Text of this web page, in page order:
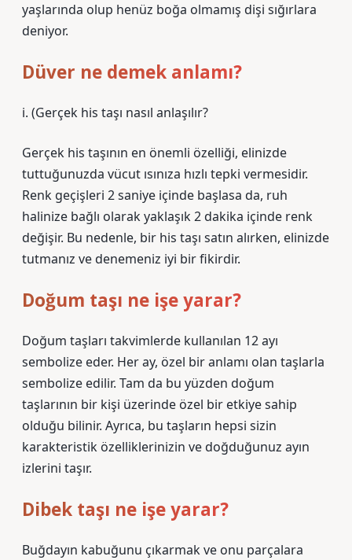
yaşlarında olup henüz boğa olmamış dişi sığırlara
deniyor.
Düver ne demek anlamı?
i. (Gerçek his taşı nasıl anlaşılır?
Gerçek his taşının en önemli özelliği, elinizde
tuttuğunuzda vücut ısınıza hızlı tepki vermesidir.
Renk geçişleri 2 saniye içinde başlasa da, ruh
halinize bağlı olarak yaklaşık 2 dakika içinde renk
değişir. Bu nedenle, bir his taşı satın alırken, elinizde
tutmanız ve denemeniz iyi bir fikirdir.
Doğum taşı ne işe yarar?
Doğum taşları takvimlerde kullanılan 12 ayı
sembolize eder. Her ay, özel bir anlamı olan taşlarla
sembolize edilir. Tam da bu yüzden doğum
taşlarının bir kişi üzerinde özel bir etkiye sahip
olduğu bilinir. Ayrıca, bu taşların hepsi sizin
karakteristik özelliklerinizin ve doğduğunuz ayın
izlerini taşır.
Dibek taşı ne işe yarar?
Buğdayın kabuğunu çıkarmak ve onu parçalara